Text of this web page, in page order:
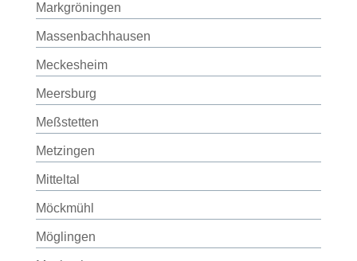
Markgröningen
Massenbachhausen
Meckesheim
Meersburg
Meßstetten
Metzingen
Mitteltal
Möckmühl
Möglingen